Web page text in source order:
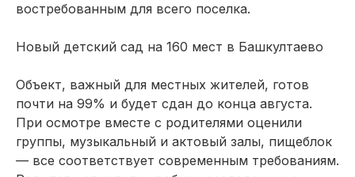
востребованным для всего поселка.
Новый детский сад на 160 мест в Башкултаево
Объект, важный для местных жителей, готов
почти на 99% и будет сдан до конца августа.
При осмотре вместе с родителями оценили
группы, музыкальный и актовый залы, пищеблок
— все соответствует современным требованиям.